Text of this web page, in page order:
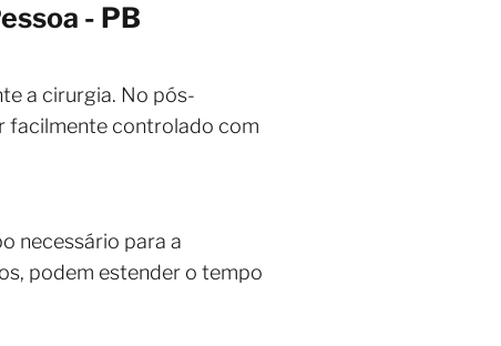
- PB
a cirurgia. No pós-
facilmente controlado com
necessário para a
podem estender o tempo